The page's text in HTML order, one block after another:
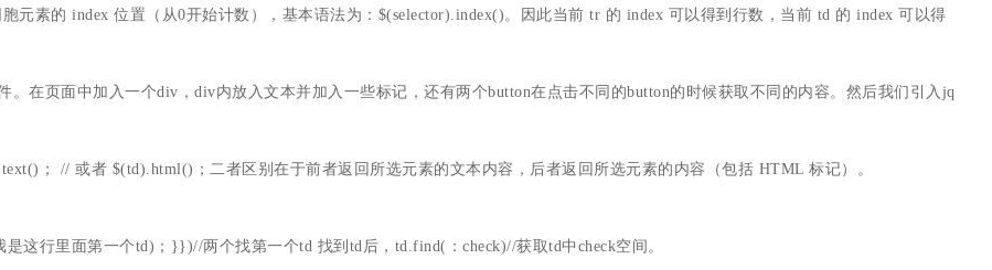
元素的 index 位置（从0开始计数），基本语法为：$(selector).index()。因此当前 tr 的 index 可以得到行数，当前 td 的 index 可以得
在页面中加入一个div，div内放入文本并加入一些标记，还有两个button在点击不同的button的时候获取不同的内容。然后我们引入jq
； // 或者 $(td).html()；二者区别在于前者返回所选元素的文本内容，后者返回所选元素的内容（包括 HTML 标记）。
这行里面第一个td)；}})//两个找第一个td 找到td后，td.find(：check)//获取td中check空间。